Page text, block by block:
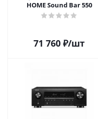
HOME Sound Bar 550
71 760 ₽/шт